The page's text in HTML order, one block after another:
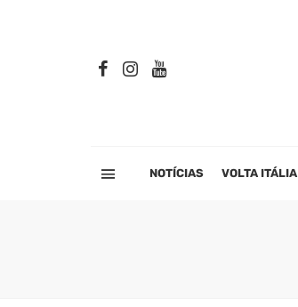
NOTÍCIAS VOLTA ITÁLIA